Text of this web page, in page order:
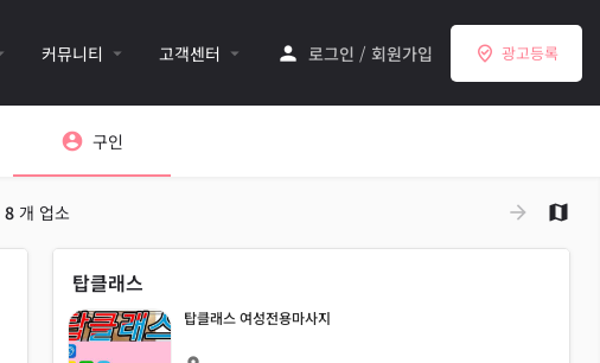
커뮤니티 고객센터 로그인 / 회원가입 광고등록
구인
8 개 업소
탑클래스
탑클래스 여성전용마사지